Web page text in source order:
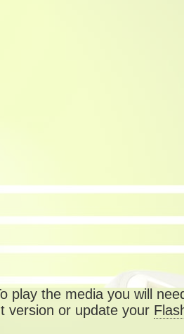
play the media you will
version or update your